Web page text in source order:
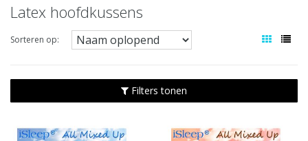
Latex hoofdkussens
Sorteren op:
Filters tonen